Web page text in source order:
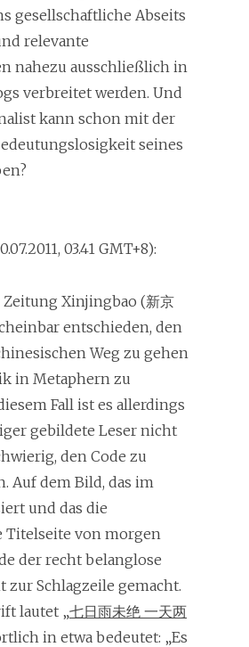
gesellschaftliche Abseits
relevante
nahezu ausschließlich in
verbreitet werden. Und
kann schon mit der
seines
03.41 GMT+8):
Xinjingbao (新京
entschieden, den
Weg zu gehen
in Metaphern zu
Fall ist es allerdings
gebildete Leser nicht
den Code zu
Auf dem Bild, das im
und das die
Titelseite von morgen
der recht belanglose
zur Schlagzeile gemacht.
lautet „七日雨未绝 一天两
in etwa bedeutet: „Es